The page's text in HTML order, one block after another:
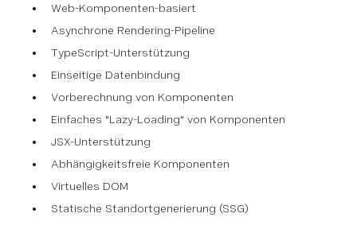
Web-Komponenten-basiert
Asynchrone Rendering-Pipeline
TypeScript-Unterstützung
Einseitige Datenbindung
Vorberechnung von Komponenten
Einfaches "Lazy-Loading" von Komponenten
JSX-Unterstützung
Abhängigkeitsfreie Komponenten
Virtuelles DOM
Statische Standortgenerierung (SSG)